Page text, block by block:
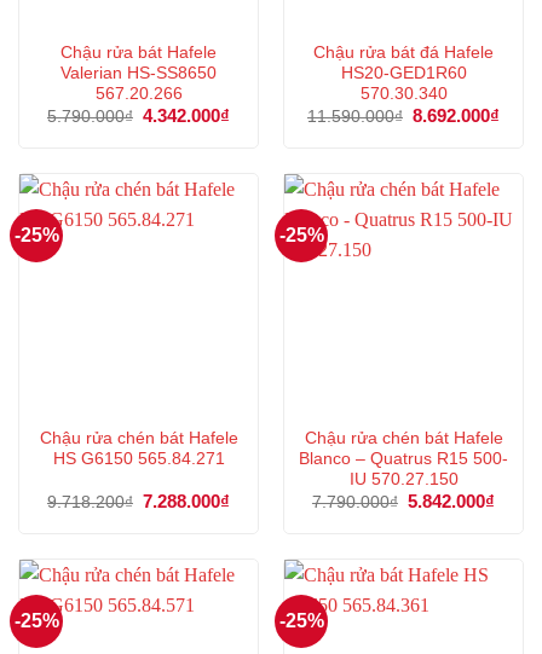
Chậu rửa bát Hafele
Valerian HS-SS8650
567.20.266
5.790.000₫ Giá
4.342.000₫
4.342.000₫.
Chậu rửa bát đá Hafele
HS20-GED1R60
570.30.340
11.590.000₫ Giá
8.692.000₫
-25%
Chậu rửa chén bát Hafele
HS G6150 565.84.271
9.718.200₫ Giá
7.288.000₫
7.288.000₫.
-25%
Chậu rửa chén bát Hafele
Blanco – Quatrus R15 500-
IU 570.27.150
7.790.000₫ Giá
5.842.000₫
-25% -25%